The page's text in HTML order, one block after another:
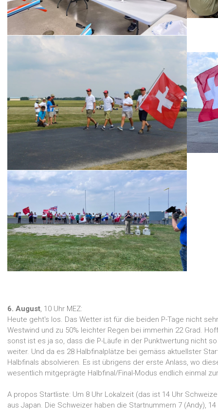
6. August , 10 Uhr MEZ:
Heute geht's los. Das Wetter ist für die beiden P-Tage nicht
Westwind und zu 50% leichter Regen bei immerhin 22 Grad.
sonst ist es ja so, dass die P-Läufe in der Punktwertung nicht
weiter. Und da es 28 Halbfinalplätze bei gemäss aktuellster
Halbfinals absolvieren. Es ist übrigens der erste Anlass, wo
wesentlich mitgeprägte Halbfinal/Final-Modus endlich einmal
A propos Startliste: Um 8 Uhr Lokalzeit (das ist 14 Uhr
aus Japan. Die Schweizer haben die Startnummern 7 (Andy),